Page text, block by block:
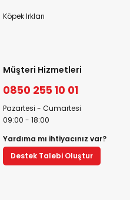
Köpek Irkları
Müşteri Hizmetleri
0850 255 10 01
Pazartesi - Cumartesi
09:00 - 18:00
Yardıma mı ihtiyacınız var?
Destek Talebi Oluştur